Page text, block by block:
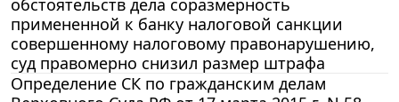
примененной к банку налоговой санкции
совершенному налоговому правонарушению,
суд правомерно снизил размер штрафа
Определение СК по гражданским делам